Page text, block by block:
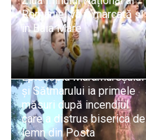
României va fi marcată și
în Baia Mare
Episcopia Maramureșului
și Sătmarului ia primele
măsuri după incendiul
care a distrus biserica de
lemn din Posta